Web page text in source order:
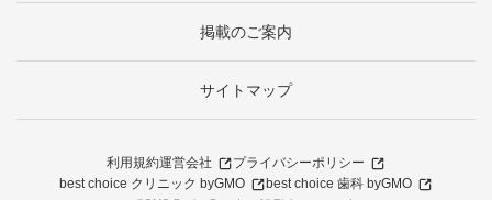
掲載のご案内
サイトマップ
利用規約運営会社
プライバシーポリシー
best choice クリニック byGMO
best choice 歯科 byGMO